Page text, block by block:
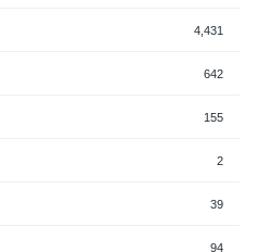
4,431
642
155
2
39
94